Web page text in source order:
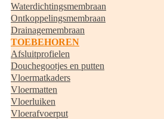
Waterdichtingsmembraan
Ontkoppelingsmembraan
Drainagemembraan
TOEBEHOREN
Afsluitprofielen
Douchegootjes en putten
Vloermatkaders
Vloermatten
Vloerluiken
Vloerafvoerput